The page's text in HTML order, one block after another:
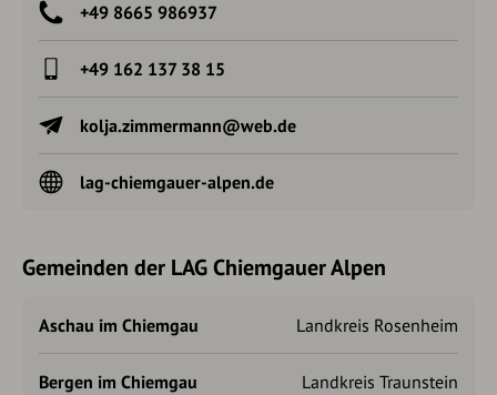
+49 8665 986937
+49 162 137 38 15
kolja.zimmermann@web.de
lag-chiemgauer-alpen.de
Gemeinden der LAG Chiemgauer Alpen
Aschau im Chiemgau Landkreis Rosenheim
Bergen im Chiemgau Landkreis Traunstein